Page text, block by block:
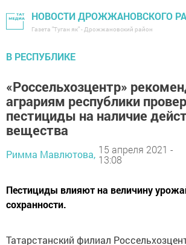
НОВОСТИ ДРОЖЖАНОВСКОГО
Газета "Туган як" - Дрожжановский район
В РЕСПУБЛИКЕ
«Россельхозцентр»
аграриям республики
пестициды на наличие
вещества
Римма Мавлютова, 15 апреля 2021 -
13:08
Пестициды влияют на величину
сохранности.
Татарстанский филиал